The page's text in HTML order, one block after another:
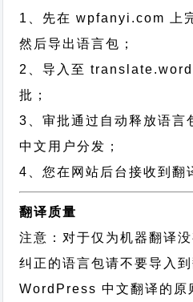
1、先在 wpfanyi.com 上
然后导出语言包；
2、导入至
批；
3、审批通过自动释放语
中文用户分发；
4、您在网站后台接收到翻
翻译质量
注意：对于仅为机器翻译
纠正的语言包请不要导入到
WordPress 中文翻译的原